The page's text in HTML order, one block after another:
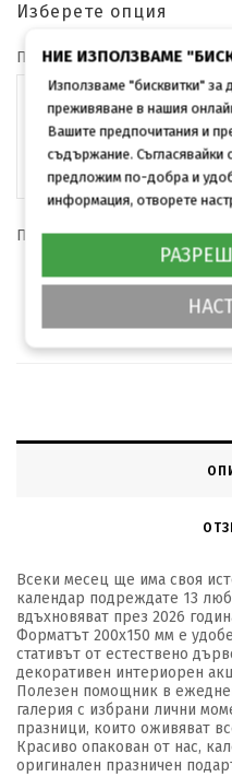
Изберете опция
Персонализация на
Прикачи архивен файл със
КУПИ
Всеки месец ще има своя
календар подреждате 13
вдъхновяват през 2026
Форматът 200х150 мм е
стативът от естествено
декоративен интериорен
Полезен помощник в
галерия с избрани лични
празници, които оживяват
Красиво опакован от нас,
оригинален празничен
НИЕ ИЗПОЛЗВАМЕ
Използваме "бисквитки"
преживяване в нашия
Вашите предпочитания и
съдържание. Съгласявайки
предложим по-добра и
информация, отворете